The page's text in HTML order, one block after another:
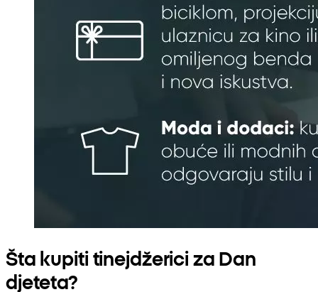
Šta kupiti tinejdžerici za Dan
djeteta?